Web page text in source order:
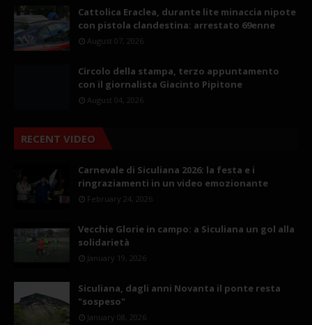
Cattolica Eraclea, durante lite minaccia nipote
con pistola clandestina: arrestato 69enne
August 07, 2026
Circolo della stampa, terzo appuntamento
con il giornalista Giacinto Pipitone
August 04, 2026
RECENT VIDEO
Carnevale di Siculiana 2026: la festa e i
ringraziamenti in un video emozionante
February 24, 2026
Vecchie Glorie in campo: a Siculiana un gol alla
solidarietà
January 19, 2026
Siculiana, dagli anni Novanta il ponte resta
"sospeso"
January 08, 2026